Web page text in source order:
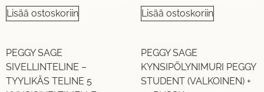
Lisää ostoskoriin
PEGGY SAGE
SIVELLINTELINE –
TYYLIKÄS TELINE 5
Lisää ostoskoriin
PEGGY SAGE
KYNSIPÖLYNIMURI PEGGY
STUDENT (VALKOINEN) +